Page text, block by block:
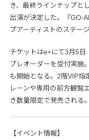
き、最終ラインナップと
出演が決定した。『GO-
プアーティストのステー
チケットはe+にて3月5
プレオーダーを受付実施
も開始となる。2階VIP指
レーンや専用の前方観覧
き数量限定で発売される。
【イベント情報】